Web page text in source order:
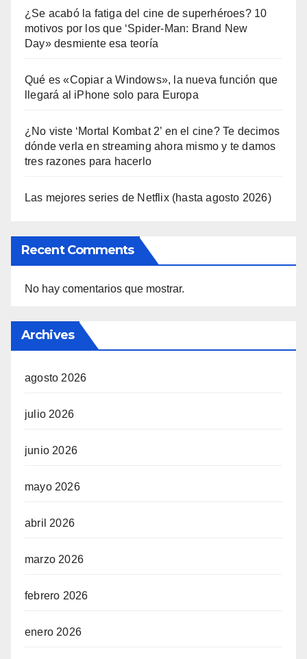
¿Se acabó la fatiga del cine de superhéroes? 10
motivos por los que ‘Spider-Man: Brand New
Day» desmiente esa teoría
Qué es «Copiar a Windows», la nueva función que
llegará al iPhone solo para Europa
¿No viste ‘Mortal Kombat 2’ en el cine? Te decimos
dónde verla en streaming ahora mismo y te damos
tres razones para hacerlo
Las mejores series de Netflix (hasta agosto 2026)
Recent Comments
No hay comentarios que mostrar.
Archives
agosto 2026
julio 2026
junio 2026
mayo 2026
abril 2026
marzo 2026
febrero 2026
enero 2026